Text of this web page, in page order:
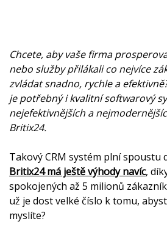
Chcete, aby vaše firma
nebo služby přilákali co nejvíce
zvládat snadno, rychle a
je potřebný i kvalitní softwarový
nejefektivnějších a
Britix24.
Takový CRM systém plní spoustu
Britix24 má ještě výhody navíc,
spokojených až 5 milionů
už je dost velké číslo k tomu,
myslíte?